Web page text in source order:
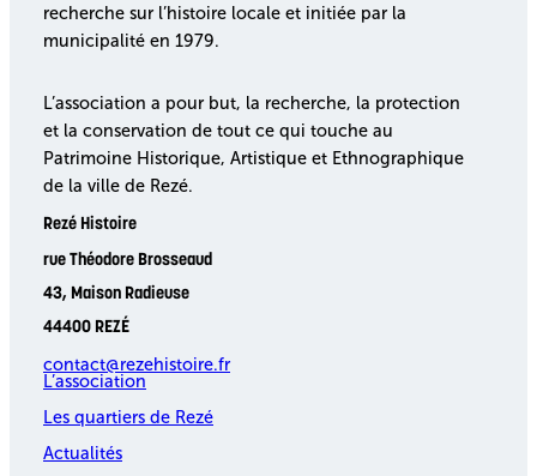
recherche sur l’histoire locale et initiée par la
municipalité en 1979.
L’association a pour but, la recherche, la protection
et la conservation de tout ce qui touche au
Patrimoine Historique, Artistique et Ethnographique
de la ville de Rezé.
Rezé Histoire
rue Théodore Brosseaud
43, Maison Radieuse
44400 REZÉ
contact@rezehistoire.fr
L’association
Les quartiers de Rezé
Actualités